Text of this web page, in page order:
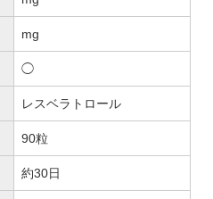
mg
◯
レスベラトロール
90粒
約30日